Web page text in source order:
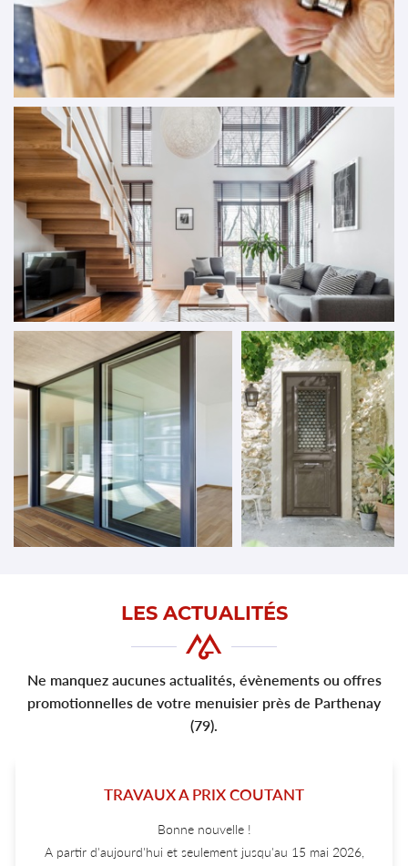
LES ACTUALITÉS
Ne manquez aucunes actualités, évènements ou offres
promotionnelles de votre menuisier près de Parthenay
(79).
TRAVAUX A PRIX COUTANT
Bonne nouvelle !
A partir d'aujourd'hui et seulement jusqu'au 15 mai 2026,